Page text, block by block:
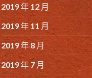
2019 年 12 月
2019 年 11 月
2019 年 8 月
2019 年 7 月